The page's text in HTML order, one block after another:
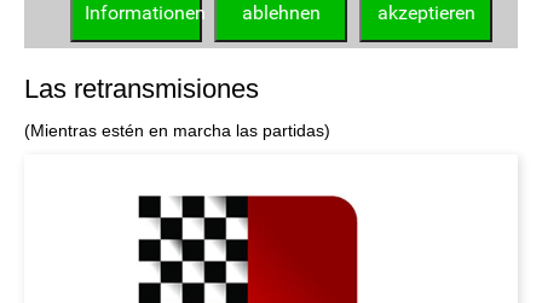
Las retransmisiones
(Mientras estén en marcha las partidas)